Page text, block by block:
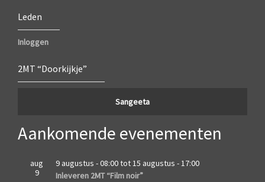
Leden
Inloggen
2MT “Doorkijkje”
Sangeeta
Aankomende evenementen
aug
9
9 augustus - 08:00tot15 augustus - 17:00
Inleveren 2MT “Film noir”